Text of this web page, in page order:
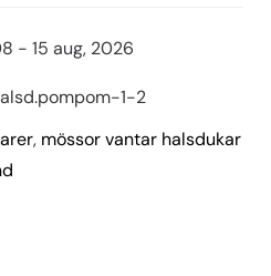
- 15 aug, 2026
1-2
, mössor vantar halsdukar